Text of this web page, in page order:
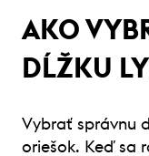
AKO
DĹŽKU
Vybrať správnu
oriešok. Keď sa